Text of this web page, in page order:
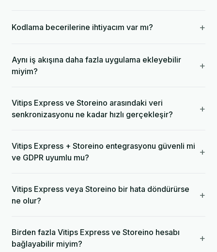
Kodlama becerilerine ihtiyacım var mı? +
Aynı iş akışına daha fazla uygulama ekleyebilir
miyim?
+
Vitips Express ve Storeino arasındaki veri
senkronizasyonu ne kadar hızlı gerçekleşir?
+
Vitips Express + Storeino entegrasyonu güvenli mi
ve GDPR uyumlu mu?
+
Vitips Express veya Storeino bir hata döndürürse
ne olur?
+
Birden fazla Vitips Express ve Storeino hesabı
bağlayabilir miyim?
+